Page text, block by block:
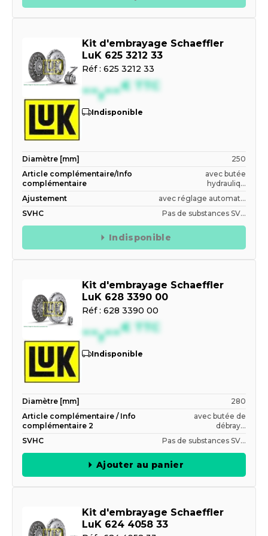
Kit d'embrayage Schaeffler
LuK 625 3212 33
Réf : 625 3212 33
--,--€ TTC
Indisponible
Diamètre [mm]
250
Article complémentaire/Info
complémentaire
avec butée
hydrauliq...
Ajustement
avec réglage automat...
SVHC
Pas de substances SV...
Indisponible
Kit d'embrayage Schaeffler
LuK 628 3390 00
Réf : 628 3390 00
--,--€ TTC
Indisponible
Diamètre [mm]
280
Article complémentaire / Info
complémentaire 2
avec butée de
débray...
SVHC
Pas de substances SV...
Ajouter au panier
Kit d'embrayage Schaeffler
LuK 624 4058 33